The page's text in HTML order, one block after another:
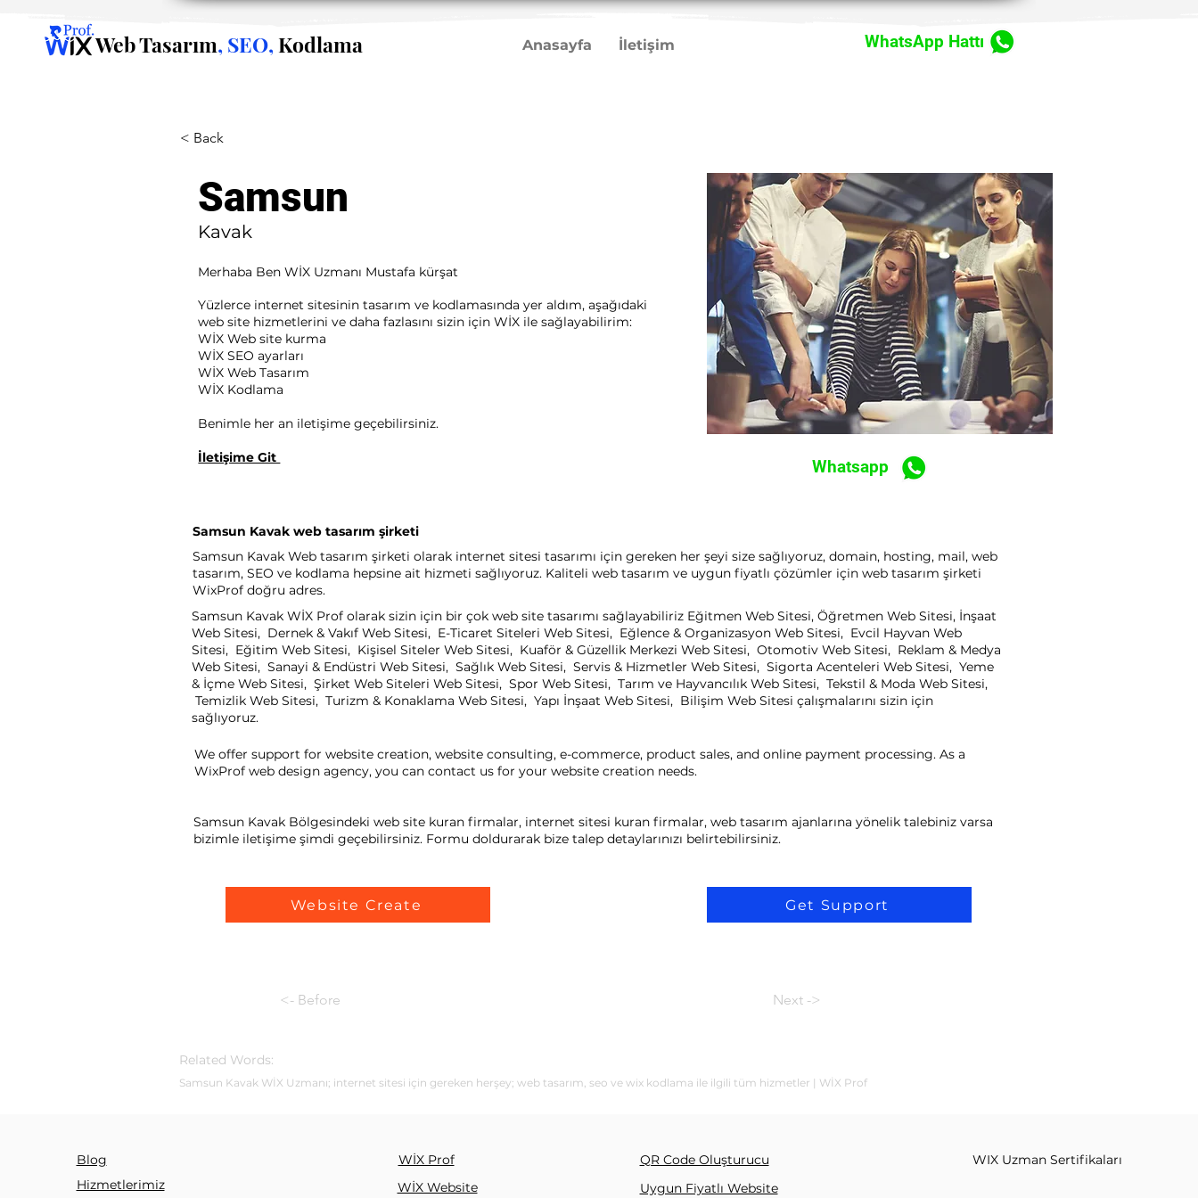
Web Tasarım, SEO,Kodlama Anasayfa İletişim WhatsApp Hattı
< Back
Samsun
Kavak
Merhaba Ben WİX Uzmanı Mustafa kürşat
Yüzlerce internet sitesinin tasarım ve kodlamasında yer aldım, aşağıdaki
web site hizmetlerini ve daha fazlasını sizin için WİX ile sağlayabilirim:​ ​
WİX Web site kurma
WİX SEO ayarları
WİX Web Tasarım
WİX Kodlama ​
Benimle her an iletişime geçebilirsiniz.
İletişime Git Whatsapp
Samsun Kavak web tasarım şirketi
Samsun Kavak Web tasarım şirketi olarak internet sitesi tasarımı için gereken her şeyi size sağlıyoruz, domain, hosting, mail, web
tasarım, SEO ve kodlama hepsine ait hizmeti sağlıyoruz. Kaliteli web tasarım ve uygun fiyatlı çözümler için web tasarım şirketi
WixProf doğru adres.
Samsun Kavak WİX Prof olarak sizin için bir çok web site tasarımı sağlayabiliriz Eğitmen Web Sitesi, Öğretmen Web Sitesi, İnşaat
Web Sitesi, Dernek & Vakıf Web Sitesi, E-Ticaret Siteleri Web Sitesi, Eğlence & Organizasyon Web Sitesi, Evcil Hayvan Web
Sitesi, Eğitim Web Sitesi, Kişisel Siteler Web Sitesi, Kuaför & Güzellik Merkezi Web Sitesi, Otomotiv Web Sitesi, Reklam & Medya
Web Sitesi, Sanayi & Endüstri Web Sitesi, Sağlık Web Sitesi, Servis & Hizmetler Web Sitesi, Sigorta Acenteleri Web Sitesi, Yeme
& İçme Web Sitesi, Şirket Web Siteleri Web Sitesi, Spor Web Sitesi, Tarım ve Hayvancılık Web Sitesi, Tekstil & Moda Web Sitesi,
Temizlik Web Sitesi, Turizm & Konaklama Web Sitesi, Yapı İnşaat Web Sitesi, Bilişim Web Sitesi çalışmalarını sizin için
sağlıyoruz.
We offer support for website creation, website consulting, e-commerce, product sales, and online payment processing. As a
WixProf web design agency, you can contact us for your website creation needs.
Samsun Kavak Bölgesindeki web site kuran firmalar, internet sitesi kuran firmalar, web tasarım ajanlarına yönelik talebiniz varsa
bizimle iletişime şimdi geçebilirsiniz. Formu doldurarak bize talep detaylarınızı belirtebilirsiniz.
Website Create Get Support
<- Before Next ->
Related Words:
Samsun Kavak WİX Uzmanı; internet sitesi için gereken herşey; web tasarım, seo ve wix kodlama ile ilgili tüm hizmetler | WİX Prof
Blog
Hizmetlerimiz
WİX Prof
WİX Website
QR Code Oluşturucu
Uygun Fiyatlı Website
WIX Uzman Sertifikaları